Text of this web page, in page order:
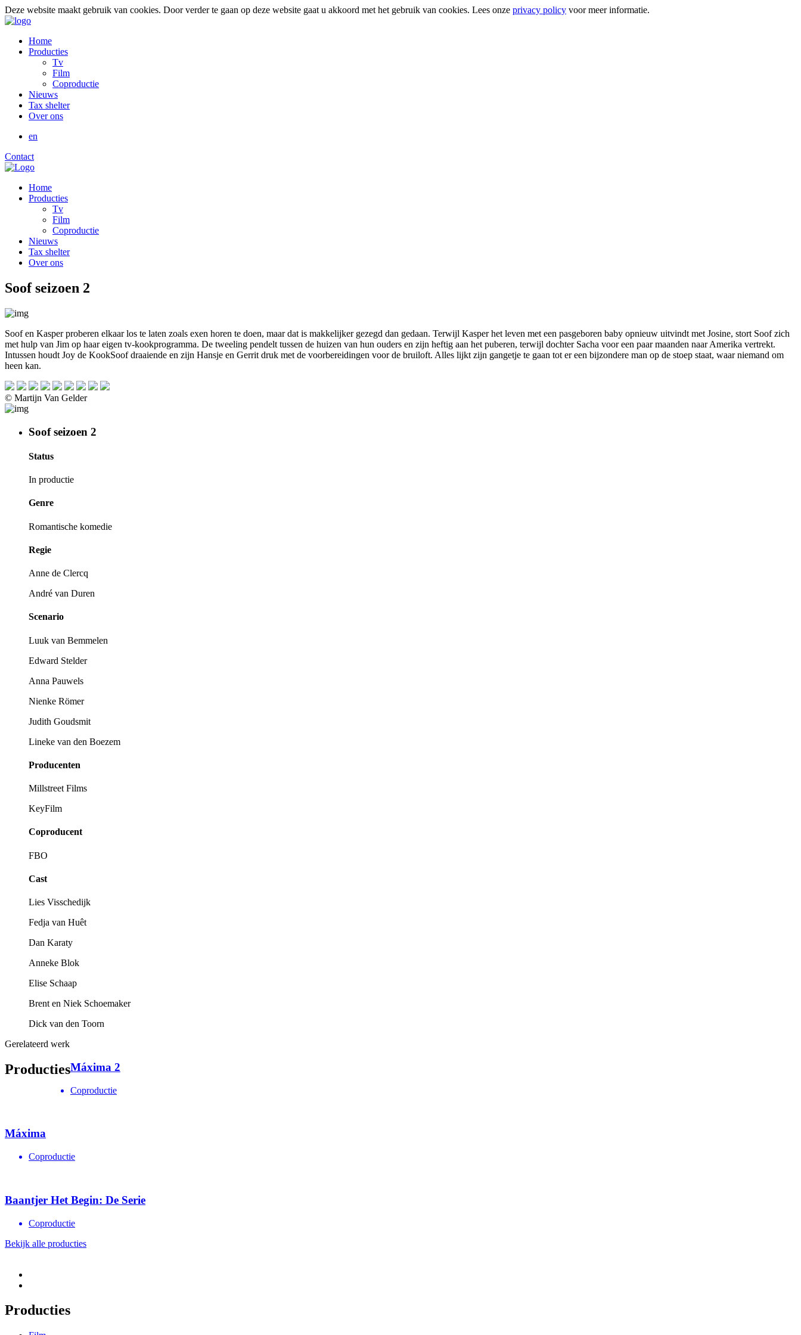
Deze website maakt gebruik van cookies. Door verder te gaan op deze website gaat u akkoord met het gebruik van cookies. Lees onze privacy policy voor meer informatie.
Home
Producties
Tv
Film
Coproductie
Nieuws
Tax shelter
Over ons
en
Contact
Home
Producties
Tv
Film
Coproductie
Nieuws
Tax shelter
Over ons
Soof seizoen 2
Soof en Kasper proberen elkaar los te laten zoals exen horen te doen, maar dat is makkelijker gezegd dan gedaan. Terwijl Kasper het leven met een pasgeboren baby opnieuw uitvindt met Josine, stort Soof zich
met hulp van Jim op haar eigen tv-kookprogramma. De tweeling pendelt tussen de huizen van hun ouders en zijn heftig aan het puberen, terwijl dochter Sacha voor een paar maanden naar Amerika vertrekt.
Intussen houdt Joy de KookSoof draaiende en zijn Hansje en Gerrit druk met de voorbereidingen voor de bruiloft. Alles lijkt zijn gangetje te gaan tot er een bijzondere man op de stoep staat, waar niemand om
heen kan.
© Martijn Van Gelder
Soof seizoen 2
Status
In productie
Genre
Romantische komedie
Regie
Anne de Clercq
André van Duren
Scenario
Luuk van Bemmelen
Edward Stelder
Anna Pauwels
Nienke Römer
Judith Goudsmit
Lineke van den Boezem
Producenten
Millstreet Films
KeyFilm
Coproducent
FBO
Cast
Lies Visschedijk
Fedja van Huêt
Dan Karaty
Anneke Blok
Elise Schaap
Brent en Niek Schoemaker
Dick van den Toorn
Gerelateerd werk
ProductiesMáxima 2
Coproductie
Máxima
Coproductie
Baantjer Het Begin: De Serie
Coproductie
Bekijk alle producties
Producties